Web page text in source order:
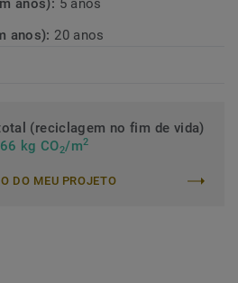
anos): 5 anos
anos): 20 anos
(reciclagem no fim de vida)
kg CO2/m2
DO MEU PROJETO